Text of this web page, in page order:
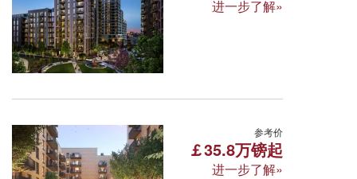
283 Kennington Lane, London SE11 5QY
进一步了解»
伦敦·亨登水岸 Hendon
Meadowlark House, Moorhen Drive off
参考价
￡35.8万镑起
进一步了解»